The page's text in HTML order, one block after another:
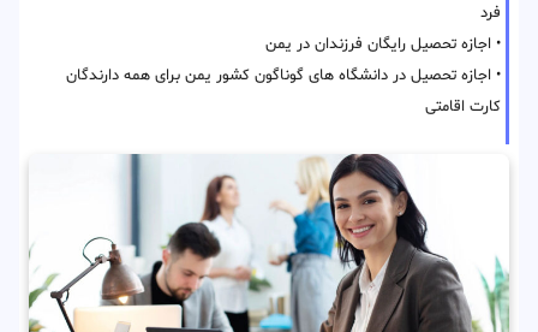
فرد
• اجازه تحصیل رایگان فرزندان در یمن
• اجازه تحصیل در دانشگاه های گوناگون کشور یمن برای همه دارندگان
کارت اقامتی